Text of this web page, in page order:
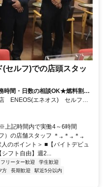
セルフ)での店頭スタッ
時間・日数の相談OK★燃料割引
店 ENEOS(エネオス) セルフ牛
上記時間内で実働4～6時間
）の店舗スタッフ ＊.｡＊.｡＊.｡
人のポイント＞ ■【バイトデビュ
フト自由】週2...
フリーター歓迎
学生歓迎
方 長期歓迎
駅近5分以内